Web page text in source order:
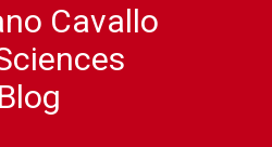
Cavallo
Blog